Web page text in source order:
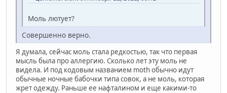
Моль лютует?
Совершенно верно.
Я думала, сейчас моль стала редкостью, так что первая
мысль была про аллергию. Сколько лет эту моль не
видела. И под кодовым названием moth обычно идут
обычные ночные бабочки типа совок, а не моль, которая
жрет одежду. Раньше ее нафталином и еще какими-то